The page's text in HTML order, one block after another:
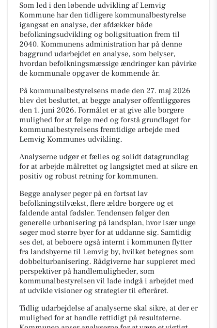
Som led i den løbende udvikling af Lemvig
Kommune har den tidligere kommunalbestyrelse
igangsat en analyse, der afdækker både
befolkningsudvikling og boligsituation frem til
2040. Kommunens administration har på denne
baggrund udarbejdet en analyse, som belyser,
hvordan befolkningsmæssige ændringer kan påvirke
de kommunale opgaver de kommende år.
På kommunalbestyrelsens møde den 27. maj 2026
blev det besluttet, at begge analyser offentliggøres
den 1. juni 2026. Formålet er at give alle borgere
mulighed for at følge med og forstå grundlaget for
kommunalbestyrelsens fremtidige arbejde med
Lemvig Kommunes udvikling.
Analyserne udgør et fælles og solidt datagrundlag
for at arbejde målrettet og langsigtet med at sikre en
positiv og robust retning for kommunen.
Begge analyser peger på en fortsat lav
befolkningstilvækst, flere ældre borgere og et
faldende antal fødsler. Tendensen følger den
generelle urbanisering på landsplan, hvor især unge
søger mod større byer for at uddanne sig. Samtidig
ses det, at beboere også internt i kommunen flytter
fra landsbyerne til Lemvig by, hvilket betegnes som
dobbelturbanisering. Rådgiverne har suppleret med
perspektiver på handlemuligheder, som
kommunalbestyrelsen vil lade indgå i arbejdet med
at udvikle visioner og strategier til efteråret.
Tidlig udarbejdelse af analyserne skal sikre, at der er
mulighed for at handle rettidigt på resultaterne.